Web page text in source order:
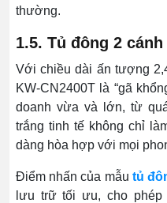
thường.
1.5. Tủ đông 2
Với chiều dài ấn tượng
KW-CN2400T là “gã
doanh vừa và lớn, từ
trắng tinh tế không chỉ
dàng hòa hợp với mọi
Điểm nhấn của mẫu tủ
lưu trữ tối ưu, cho